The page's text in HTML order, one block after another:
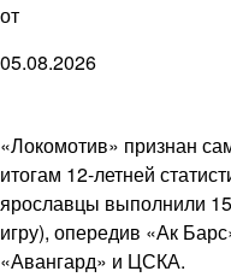
от
05.08.2026
«Локомотив» признан
итогам 12-летней
ярославцы выполнили
игру), опередив «Ак
«Авангард» и ЦСКА.